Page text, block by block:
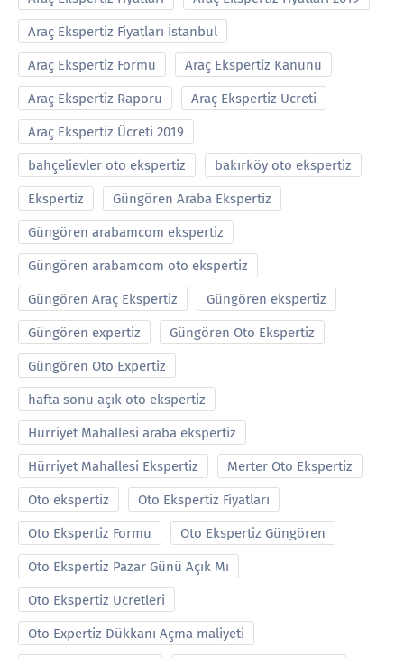
Araç Ekspertiz Fiyatları İstanbul
Araç Ekspertiz Formu Araç Ekspertiz Kanunu
Araç Ekspertiz Raporu Araç Ekspertiz Ucreti
Araç Ekspertiz Ücreti 2019
bahçelievler oto ekspertiz bakırköy oto ekspertiz
Ekspertiz Güngören Araba Ekspertiz
Güngören arabamcom ekspertiz
Güngören arabamcom oto ekspertiz
Güngören Araç Ekspertiz Güngören ekspertiz
Güngören expertiz Güngören Oto Ekspertiz
Güngören Oto Expertiz
hafta sonu açık oto ekspertiz
Hürriyet Mahallesi araba ekspertiz
Hürriyet Mahallesi Ekspertiz Merter Oto Ekspertiz
Oto ekspertiz Oto Ekspertiz Fiyatları
Oto Ekspertiz Formu Oto Ekspertiz Güngören
Oto Ekspertiz Pazar Günü Açık Mı
Oto Ekspertiz Ucretleri
Oto Expertiz Dükkanı Açma maliyeti